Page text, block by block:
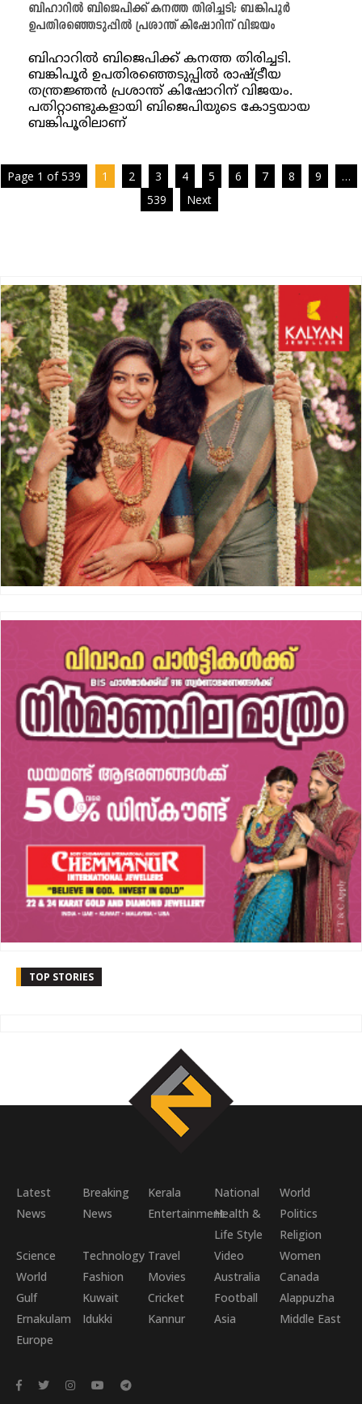
ബിഹാറില്‍ ബിജെപിക്ക് കനത്ത തിരിച്ചടി; ബങ്കിപൂര്‍
ഉപതിരഞ്ഞെടുപ്പില്‍ പ്രശാന്ത് കിഷോറിന് വിജയം
ബിഹാറില്‍ ബിജെപിക്ക് കനത്ത തിരിച്ചടി.
ബങ്കിപൂര്‍ ഉപതിരഞ്ഞെടുപ്പില്‍ രാഷ്ട്രീയ
തന്ത്രജ്ഞന്‍ പ്രശാന്ത് കിഷോറിന് വിജയം.
പതിറ്റാണ്ടുകളായി ബിജെപിയുടെ കോട്ടയായ
ബങ്കിപൂരിലാണ്
Page 1 of 539 1 2 3 4 5 6 7 8 9
…
539
Next
TOP STORIES
Latest
News
Breaking
News
Kerala National
World
EntertainmentHealth &
Life Style
Politics
Religion
Science
World
Technology Travel Video
Women
Fashion
Movies Australia
Canada
Gulf
Kuwait Cricket Football
Alappuzha
Ernakulam
Idukki Kannur Asia
Middle East
Europe